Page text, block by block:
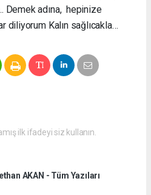
Demek adına, hepinize
diliyorum Kalın sağlıcakla…
ilk ifadeyi siz kullanın.
AKAN - Tüm Yazıları